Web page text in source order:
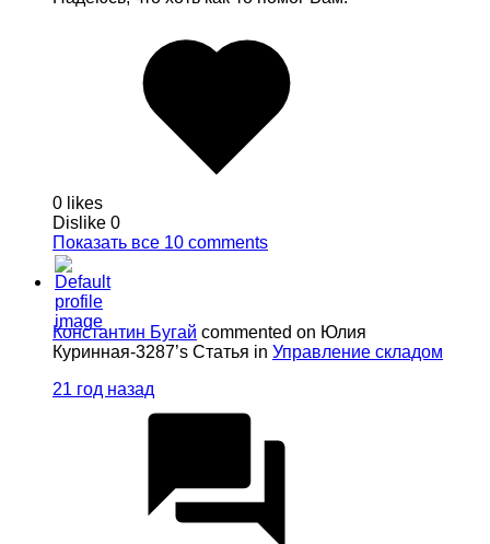
0 likes
Dislike 0
Показать все 10 comments
Константин Бугай commented on Юлия
Куринная-3287’s Статья in Управление складом
21 год назад